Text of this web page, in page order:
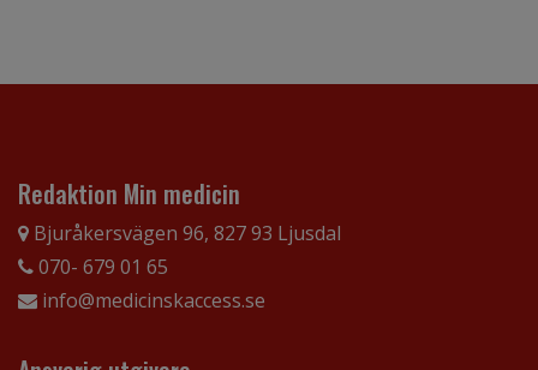
Redaktion Min medicin
Bjuråkersvägen 96, 827 93 Ljusdal
070- 679 01 65
info@medicinskaccess.se